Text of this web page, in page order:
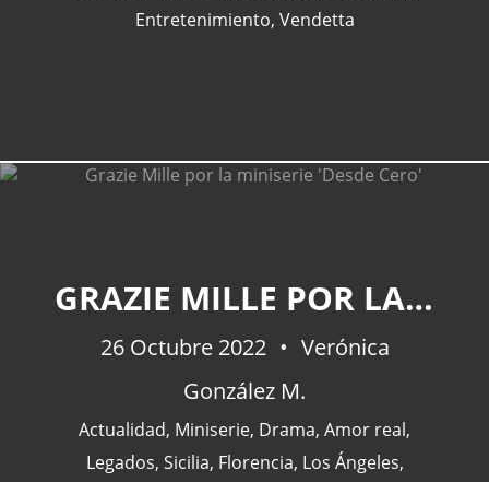
Entretenimiento, Vendetta
GRAZIE MILLE POR LA MINISERIE 'DESDE CERO'
26 Octubre 2022
Verónica
González M.
Actualidad, Miniserie, Drama, Amor real,
Legados, Sicilia, Florencia, Los Ángeles,